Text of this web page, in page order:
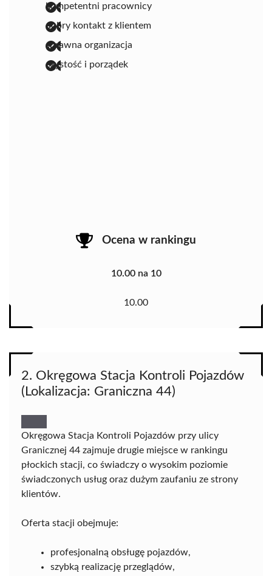
kompetentni pracownicy
dobry kontakt z klientem
sprawna organizacja
czystość i porządek
Ocena w rankingu
10.00 na 10
10.00
2. Okręgowa Stacja Kontroli Pojazdów
(Lokalizacja: Graniczna 44)
Okręgowa Stacja Kontroli Pojazdów przy ulicy
Granicznej 44 zajmuje drugie miejsce w rankingu
płockich stacji, co świadczy o wysokim poziomie
świadczonych usług oraz dużym zaufaniu ze strony
klientów.
Oferta stacji obejmuje:
profesjonalną obsługę pojazdów,
szybką realizację przeglądów,